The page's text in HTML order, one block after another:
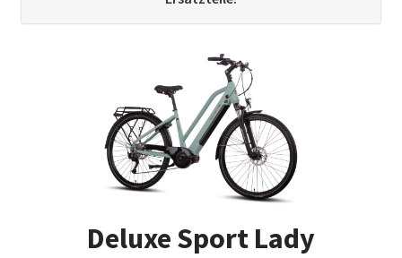
Deluxe Sport Lady